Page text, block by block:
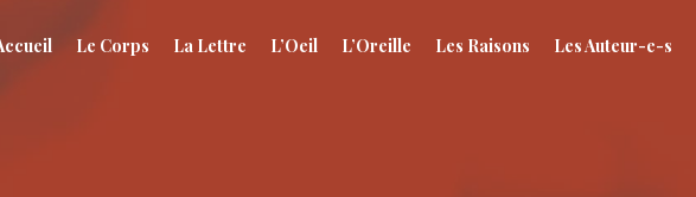
Le Corps La Lettre L’Oeil L’Oreille Les Raisons Les Auteur-e-s